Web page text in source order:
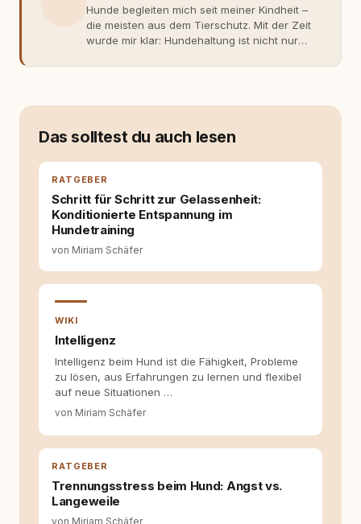
Hunde begleiten mich seit meiner Kindheit –
die meisten aus dem Tierschutz. Mit der Zeit
wurde mir klar: Hundehaltung ist nicht nur
Fachwissen. Der Wendepunkt kam mit meinem
moderner Hundeerziehung
entsteht echte Bindung dort, wo Verständnis
Wissen ersetzt – nicht umgekehrt. Aus dieser
Entwicklung entstand rundum.dog – ein
Wissens- und Serviceportal für
Hundehalter:innen in Deutschland, Österreich
und der Schweiz. Meine Überzeugung:
Tierschutz beginnt mit Wissen. Wer seinen
Hund versteht, trifft bessere Entscheidungen –
für ein Zusammenleben, das beiden guttut.
Das solltest du auch lesen
RATGEBER
Schritt für Schritt zur Gelassenheit:
Konditionierte Entspannung im
Hundetraining
von Miriam Schäfer
WIKI
Intelligenz
Intelligenz beim Hund ist die Fähigkeit, Probleme
zu lösen, aus Erfahrungen zu lernen und flexibel
auf neue Situationen …
von Miriam Schäfer
RATGEBER
Trennungsstress beim Hund: Angst vs.
Langeweile
von Miriam Schäfer